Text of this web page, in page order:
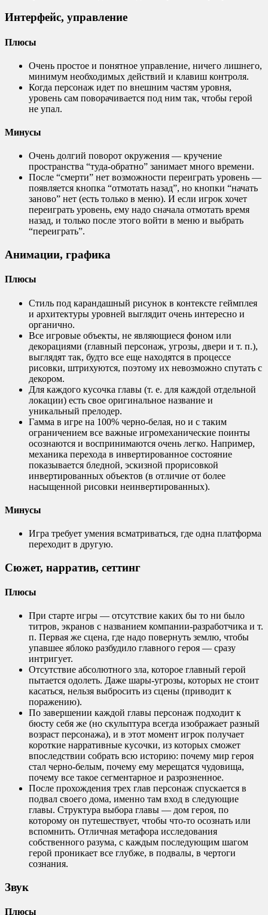
Интерфейс, управление
Плюсы
Очень простое и понятное управление, ничего лишнего,
минимум необходимых действий и клавиш контроля.
Когда персонаж идет по внешним частям уровня,
уровень сам поворачивается под ним так, чтобы герой
не упал.
Минусы
Очень долгий поворот окружения — кручение
пространства “туда-обратно” занимает много времени.
После “смерти” нет возможности переиграть уровень —
появляется кнопка “отмотать назад”, но кнопки “начать
заново” нет (есть только в меню). И если игрок хочет
переиграть уровень, ему надо сначала отмотать время
назад, и только после этого войти в меню и выбрать
“переиграть”.
Анимации, графика
Плюсы
Стиль под карандашный рисунок в контексте геймплея
и архитектуры уровней выглядит очень интересно и
органично.
Все игровые объекты, не являющиеся фоном или
декорациями (главный персонаж, угрозы, двери и т. п.),
выглядят так, будто все еще находятся в процессе
рисовки, штрихуются, поэтому их невозможно спутать с
декором.
Для каждого кусочка главы (т. е. для каждой отдельной
локации) есть свое оригинальное название и
уникальный прелодер.
Гамма в игре на 100% черно-белая, но и с таким
ограничением все важные игромеханические поинты
осознаются и воспринимаются очень легко. Например,
механика перехода в инвертированное состояние
показывается бледной, эскизной прорисовкой
инвертированных объектов (в отличие от более
насыщенной рисовки неинвертированных).
Минусы
Игра требует умения всматриваться, где одна платформа
переходит в другую.
Сюжет, нарратив, сеттинг
Плюсы
При старте игры — отсутствие каких бы то ни было
титров, экранов с названием компании-разработчика и т.
п. Первая же сцена, где надо повернуть землю, чтобы
упавшее яблоко разбудило главного героя — сразу
интригует.
Отсутствие абсолютного зла, которое главный герой
пытается одолеть. Даже шары-угрозы, которых не стоит
касаться, нельзя выбросить из сцены (приводит к
поражению).
По завершении каждой главы персонаж подходит к
бюсту себя же (но скульптура всегда изображает разный
возраст персонажа), и в этот момент игрок получает
короткие нарративные кусочки, из которых сможет
впоследствии собрать всю историю: почему мир героя
стал черно-белым, почему ему мерещатся чудовища,
почему все такое сегментарное и разрозненное.
После прохождения трех глав персонаж спускается в
подвал своего дома, именно там вход в следующие
главы. Структура выбора главы — дом героя, по
которому он путешествует, чтобы что-то осознать или
вспомнить. Отличная метафора исследования
собственного разума, с каждым последующим шагом
герой проникает все глубже, в подвалы, в чертоги
сознания.
Звук
Плюсы